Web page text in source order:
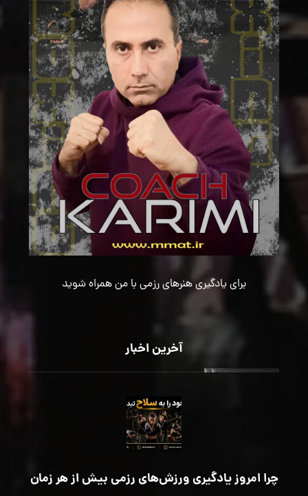
برای یادگیری هنرهای رزمی با من همراه شوید
آخرین اخبار
چرا امروز یادگیری ورزش‌های رزمی بیش از هر زمان